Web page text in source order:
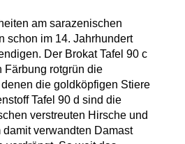
am sarazenischen
schon im 14. Jahrhundert
Der Brokat Tafel 90 c
Färbung rotgrün die
die goldköpfigen Stiere
Tafel 90 d sind die
verstreuten Hirsche und
verwandten Damast